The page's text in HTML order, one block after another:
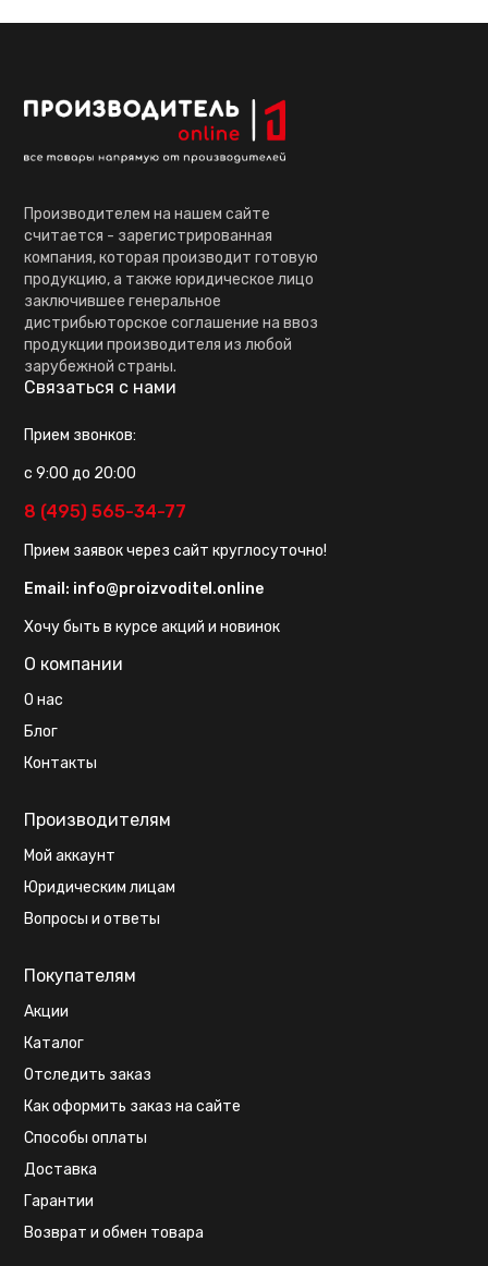
Производителем на нашем сайте
считается - зарегистрированная
компания, которая производит готовую
продукцию, а также юридическое лицо
заключившее генеральное
дистрибьюторское соглашение на ввоз
продукции производителя из любой
зарубежной страны.
Связаться с нами
Прием звонков:
с 9:00 до 20:00
8 (495) 565-34-77
Прием заявок через сайт круглосуточно!
Email: info@proizvoditel.online
Хочу быть в курсе акций и новинок
О компании
О нас
Блог
Контакты
Производителям
Мой аккаунт
Юридическим лицам
Вопросы и ответы
Покупателям
Акции
Каталог
Отследить заказ
Как оформить заказ на сайте
Способы оплаты
Доставка
Гарантии
Возврат и обмен товара